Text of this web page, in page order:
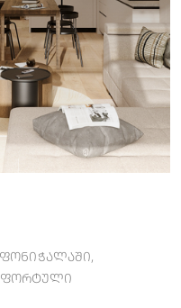
ფონიჭალაში,
ცხოვრების